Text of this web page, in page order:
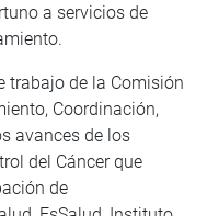
a servicios de
trabajo de la Comisión
Coordinación,
avances de los
del Cáncer que
de